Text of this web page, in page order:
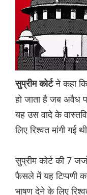
सुप्रीम कोर्टने कहा
हो जाता है जब अवैध
यह उस वादे के
लिए रिश्वत मांगी गई
सुप्रीम कोर्ट की 7
फैसले में यह टिप्पणी
भाषण देने के लिए